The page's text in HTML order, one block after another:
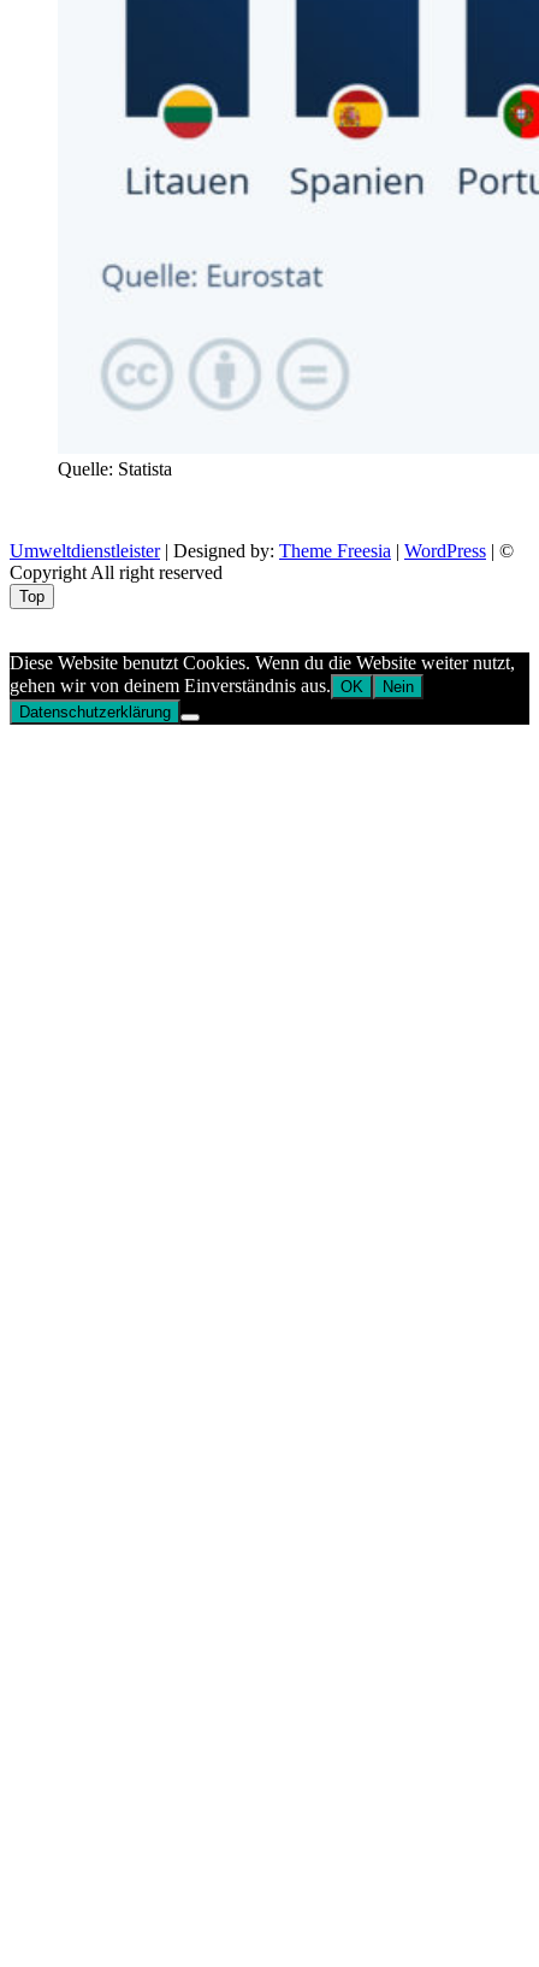
Quelle: Statista
Umweltdienstleister| Designed by: Theme Freesia | WordPress | ©
Copyright All right reserved
Top
Diese Website benutzt Cookies. Wenn du die Website weiter nutzt,
gehen wir von deinem Einverständnis aus. OK
Nein
Datenschutzerklärung